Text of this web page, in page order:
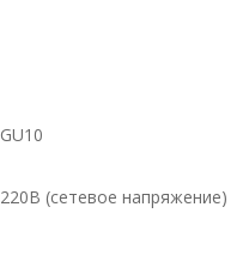
GU10
220В (сетевое напряжение)